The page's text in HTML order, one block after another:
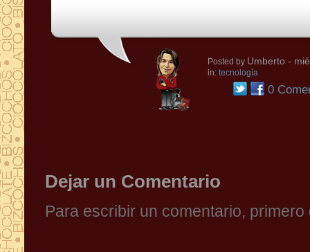
Posted by Umberto -
in: tecnología
0
Dejar un Comentario
Para escribir un comentario,